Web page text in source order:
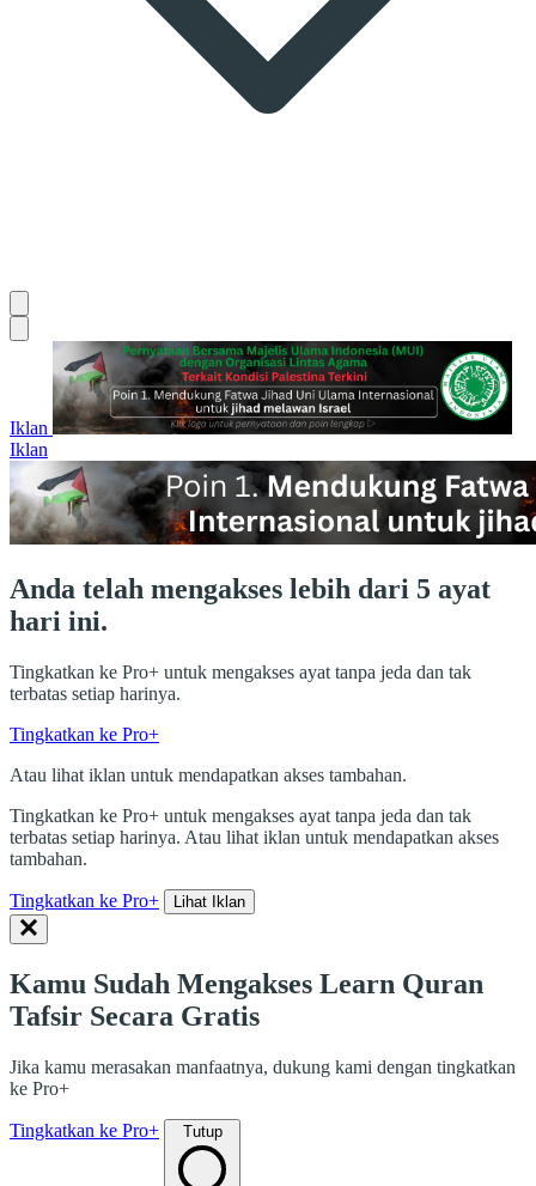
Iklan
Iklan
Anda telah mengakses lebih dari 5 ayat
hari ini.
Tingkatkan ke Pro+ untuk mengakses ayat tanpa jeda dan tak
terbatas setiap harinya.
Tingkatkan ke Pro+
Atau lihat iklan untuk mendapatkan akses tambahan.
Tingkatkan ke Pro+ untuk mengakses ayat tanpa jeda dan tak
terbatas setiap harinya. Atau lihat iklan untuk mendapatkan akses
tambahan.
Tingkatkan ke Pro+ Lihat Iklan
Kamu Sudah Mengakses Learn Quran
Tafsir Secara Gratis
Jika kamu merasakan manfaatnya, dukung kami dengan tingkatkan
ke Pro+
Tingkatkan ke Pro+ Tutup